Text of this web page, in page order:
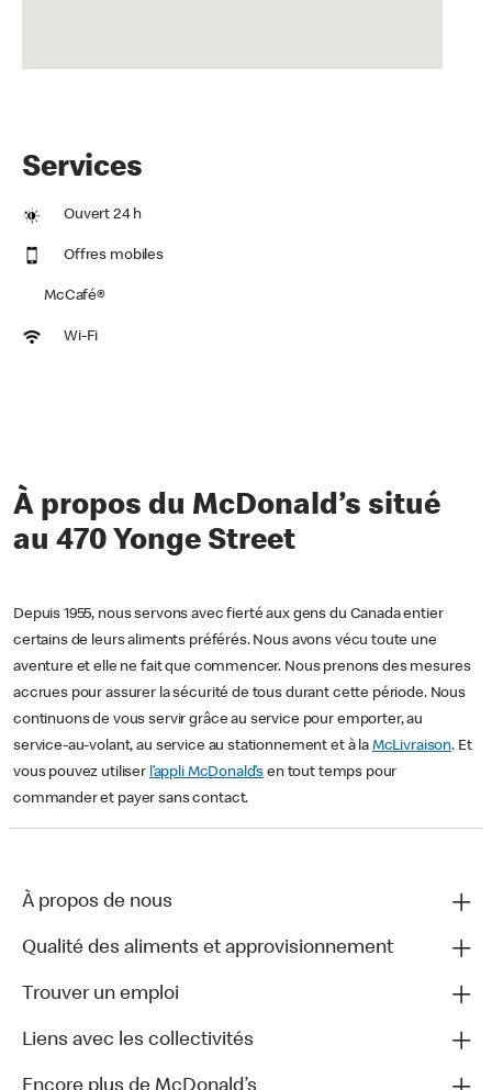
Services
Ouvert 24 h
Offres mobiles
McCafé®
Wi-Fi
À propos du McDonald’s situé
au 470 Yonge Street
Depuis 1955, nous servons avec fierté aux gens du Canada entier
certains de leurs aliments préférés. Nous avons vécu toute une
aventure et elle ne fait que commencer. Nous prenons des mesures
accrues pour assurer la sécurité de tous durant cette période. Nous
continuons de vous servir grâce au service pour emporter, au
service-au-volant, au service au stationnement et à la McLivraison. Et
vous pouvez utiliser l’appli McDonald’s en tout temps pour
commander et payer sans contact.
À propos de nous
Qualité des aliments et approvisionnement
Trouver un emploi
Liens avec les collectivités